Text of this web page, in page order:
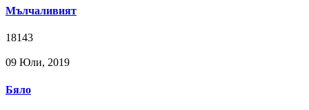
Мълчаливият
18143
09 Юли, 2019
Бяло